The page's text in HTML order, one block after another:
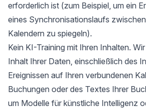
erforderlich ist (zum Beispiel, um ein
eines Synchronisationslaufs
Kalendern zu spiegeln).
Kein KI-Training mit Ihren Inhalten.
Inhalt Ihrer Daten, einschließlich des
Ereignissen auf Ihren verbundenen
Buchungen oder des Textes Ihrer
um Modelle für künstliche Intelligenz